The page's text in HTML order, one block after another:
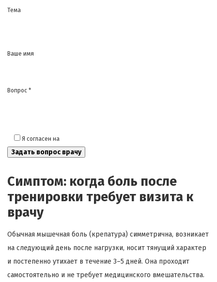
Тема
Ваше имя
Вопрос *
Я согласен на
Симптом: когда боль после
тренировки требует визита к
врачу
Обычная мышечная боль (крепатура) симметрична, возникает
на следующий день после нагрузки, носит тянущий характер
и постепенно утихает в течение 3–5 дней. Она проходит
самостоятельно и не требует медицинского вмешательства.